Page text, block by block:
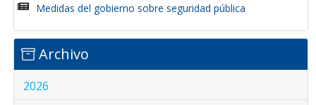
Medidas del gobierno sobre seguridad pública
Archivo
2026